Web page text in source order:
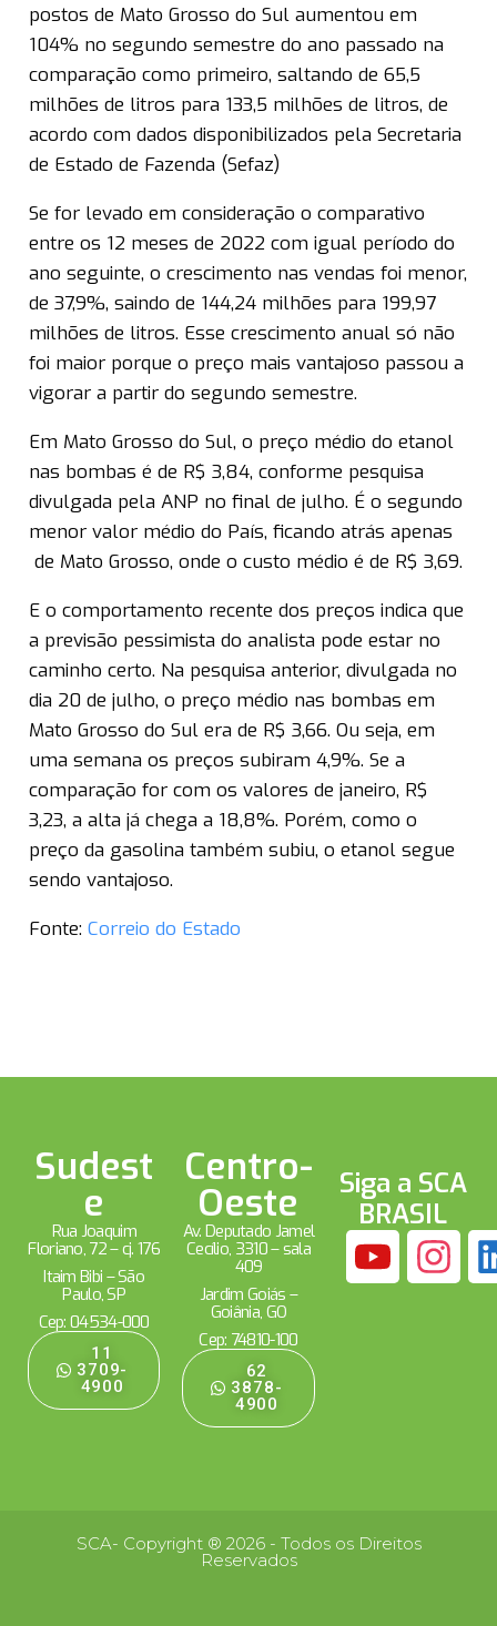
postos de Mato Grosso do Sul aumentou em
104% no segundo semestre do ano passado na
comparação como primeiro, saltando de 65,5
milhões de litros para 133,5 milhões de litros, de
acordo com dados disponibilizados pela Secretaria
de Estado de Fazenda (Sefaz)
Se for levado em consideração o comparativo
entre os 12 meses de 2022 com igual período do
ano seguinte, o crescimento nas vendas foi menor,
de 37,9%, saindo de 144,24 milhões para 199,97
milhões de litros. Esse crescimento anual só não
foi maior porque o preço mais vantajoso passou a
vigorar a partir do segundo semestre.
Em Mato Grosso do Sul, o preço médio do etanol
nas bombas é de R$ 3,84, conforme pesquisa
divulgada pela ANP no final de julho. É o segundo
menor valor médio do País, ficando atrás apenas
de Mato Grosso, onde o custo médio é de R$ 3,69.
E o comportamento recente dos preços indica que
a previsão pessimista do analista pode estar no
caminho certo. Na pesquisa anterior, divulgada no
dia 20 de julho, o preço médio nas bombas em
Mato Grosso do Sul era de R$ 3,66. Ou seja, em
uma semana os preços subiram 4,9%. Se a
comparação for com os valores de janeiro, R$
3,23, a alta já chega a 18,8%. Porém, como o
preço da gasolina também subiu, o etanol segue
sendo vantajoso.
Fonte: Correio do Estado
Sudest
e
Rua Joaquim
Floriano, 72 – cj. 176
Itaim Bibi – São
Paulo, SP
Cep: 04534-000
11
3709-
4900
Centro-
Oeste
Av. Deputado Jamel
Cecílio, 3310 – sala
409
Jardim Goiás –
Goiânia, GO
Cep: 74810-100
62
3878-
4900
Siga a SCA
BRASIL
SCA- Copyright ® 2026 - Todos os Direitos
Reservados